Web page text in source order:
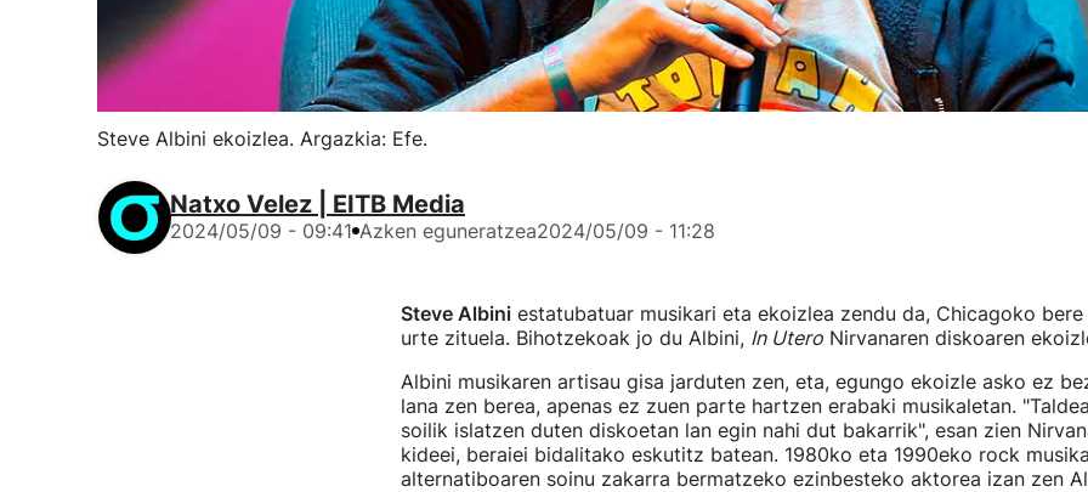
Steve Albini ekoizlea. Argazkia: Efe.
Natxo Velez | EITB Media
2024/05/09 - 09:41 Azken eguneratzea2024/05/09 - 11:28
Steve Albiniestatubatuar musikari eta ekoizlea zendu da, Chicagoko bere
urte zituela. Bihotzekoak jo du Albini, In UteroNirvanaren diskoaren
Albini musikaren artisau gisa jarduten zen, eta, egungo ekoizle asko ez
lana zen berea, apenas ez zuen parte hartzen erabaki musikaletan.
soilik islatzen duten diskoetan lan egin nahi dut bakarrik", esan zien
kideei, beraiei bidalitako eskutitz batean. 1980ko eta 1990eko rock musika
alternatiboaren soinu zakarra bermatzeko ezinbesteko aktorea izan zen